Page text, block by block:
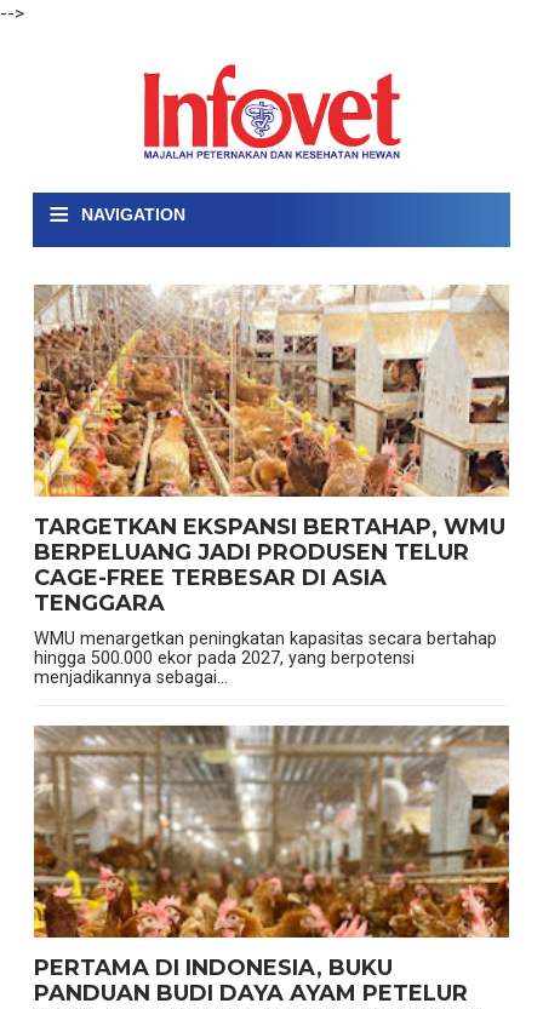
-->
≡ NAVIGATION
TARGETKAN EKSPANSI BERTAHAP, WMU
BERPELUANG JADI PRODUSEN TELUR
CAGE-FREE TERBESAR DI ASIA
TENGGARA
WMU menargetkan peningkatan kapasitas secara bertahap
hingga 500.000 ekor pada 2027, yang berpotensi
menjadikannya sebagai...
PERTAMA DI INDONESIA, BUKU
PANDUAN BUDI DAYA AYAM PETELUR